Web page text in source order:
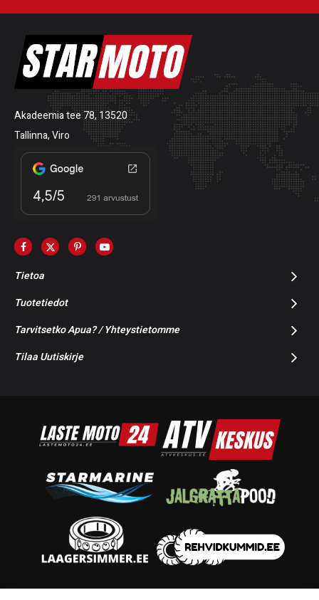
Akadeemia tee 78, 13520
Tallinna, Viro
Tietoa
Tuotetiedot
Tarvitsetko Apua? / Yhteystietomme
Tilaa Uutiskirje